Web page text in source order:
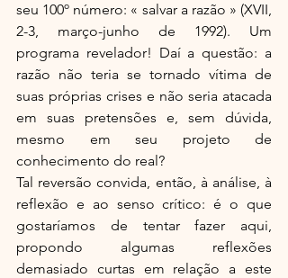
seu 100º número: « salvar a razão » (XVII,
2-3, março-junho de 1992). Um
programa revelador! Daí a questão: a
razão não teria se tornado vítima de
suas próprias crises e não seria atacada
em suas pretensões e, sem dúvida,
mesmo em seu projeto de
conhecimento do real?
Tal reversão convida, então, à análise, à
reflexão e ao senso crítico: é o que
gostaríamos de tentar fazer aqui,
propondo algumas reflexões
demasiado curtas em relação a este